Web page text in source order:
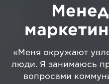
«Меня окружают
люди. Я занимаюсь
вопросами